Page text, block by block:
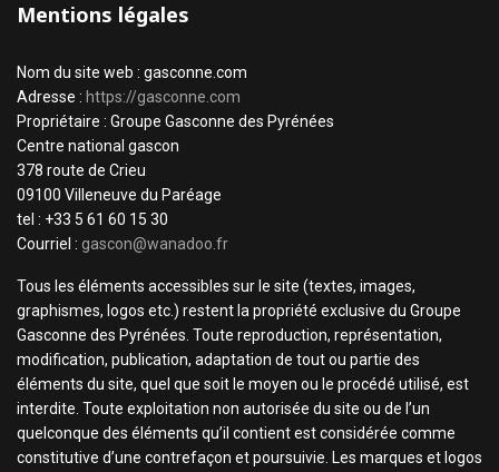
Mentions légales
Nom du site web : gasconne.com
Adresse : https://gasconne.com
Propriétaire : Groupe Gasconne des Pyrénées
Centre national gascon
378 route de Crieu
09100 Villeneuve du Paréage
tel : +33 5 61 60 15 30
Courriel : gascon@wanadoo.fr
Tous les éléments accessibles sur le site (textes, images,
graphismes, logos etc.) restent la propriété exclusive du Groupe
Gasconne des Pyrénées. Toute reproduction, représentation,
modification, publication, adaptation de tout ou partie des
éléments du site, quel que soit le moyen ou le procédé utilisé, est
interdite. Toute exploitation non autorisée du site ou de l’un
quelconque des éléments qu’il contient est considérée comme
constitutive d’une contrefaçon et poursuivie. Les marques et logos